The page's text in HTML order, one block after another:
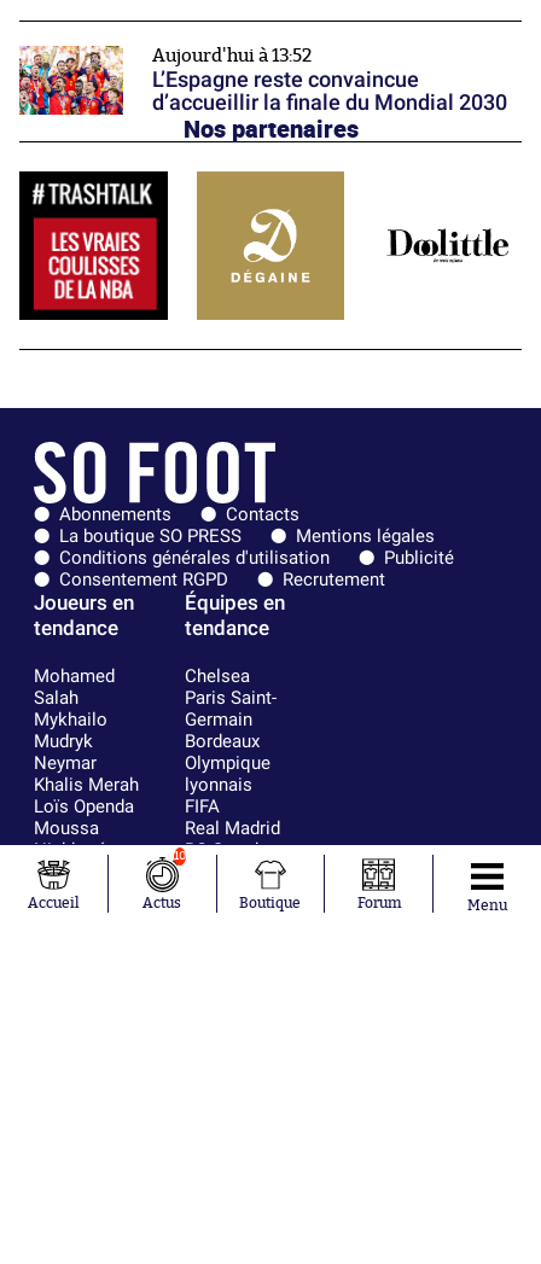
Aujourd'hui à 13:52
L’Espagne reste convaincue
d’accueillir la finale du Mondial 2030
Nos partenaires
Abonnements
Contacts
La boutique SO PRESS
Mentions légales
Conditions générales d'utilisation
Publicité
Consentement RGPD
Recrutement
Joueurs en
tendance
Mohamed
Salah
Mykhailo
Mudryk
Neymar
Khalis Merah
Loïs Openda
Moussa
Niakhaté
Nicolás
Tagliafico
Pavel Šulc
Équipes en
tendance
Chelsea
Paris Saint-
Germain
Bordeaux
Olympique
lyonnais
FIFA
Real Madrid
RC Strasbourg
AC Milan
RC Lens
Accueil
10
Actus Boutique Forum Menu